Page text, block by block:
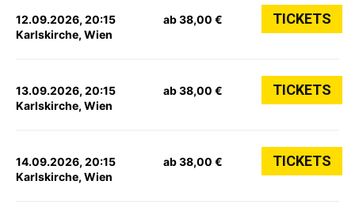
12.09.2026, 20:15
Karlskirche, Wien
ab 38,00 € TICKETS
13.09.2026, 20:15
Karlskirche, Wien
ab 38,00 € TICKETS
14.09.2026, 20:15
Karlskirche, Wien
ab 38,00 € TICKETS